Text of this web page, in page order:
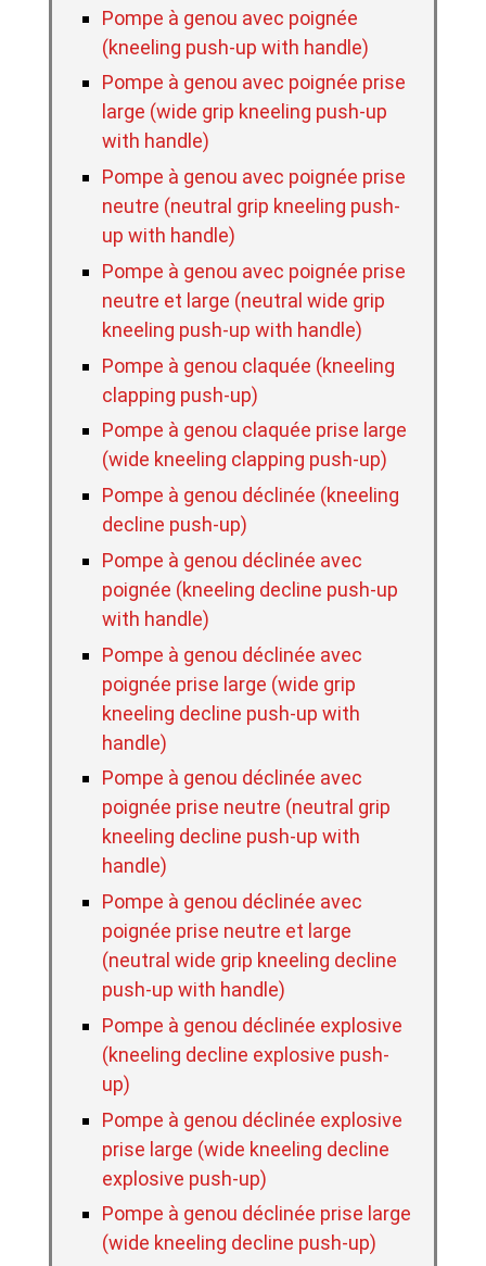
Pompe à genou avec poignée
(kneeling push-up with handle)
Pompe à genou avec poignée prise
large (wide grip kneeling push-up
with handle)
Pompe à genou avec poignée prise
neutre (neutral grip kneeling push-
up with handle)
Pompe à genou avec poignée prise
neutre et large (neutral wide grip
kneeling push-up with handle)
Pompe à genou claquée (kneeling
clapping push-up)
Pompe à genou claquée prise large
(wide kneeling clapping push-up)
Pompe à genou déclinée (kneeling
decline push-up)
Pompe à genou déclinée avec
poignée (kneeling decline push-up
with handle)
Pompe à genou déclinée avec
poignée prise large (wide grip
kneeling decline push-up with
handle)
Pompe à genou déclinée avec
poignée prise neutre (neutral grip
kneeling decline push-up with
handle)
Pompe à genou déclinée avec
poignée prise neutre et large
(neutral wide grip kneeling decline
push-up with handle)
Pompe à genou déclinée explosive
(kneeling decline explosive push-
up)
Pompe à genou déclinée explosive
prise large (wide kneeling decline
explosive push-up)
Pompe à genou déclinée prise large
(wide kneeling decline push-up)